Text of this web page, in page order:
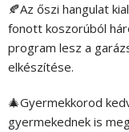
🍂Az őszi hangulat
fonott koszorúból
program lesz a
elkészítése.
🎄Gyermekkorod
gyermekednek is